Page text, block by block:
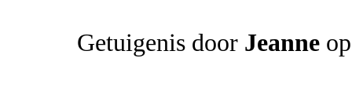
Getuigenis door Jeanne